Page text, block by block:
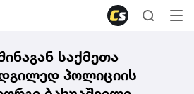
საქმეთა
პოლიციის